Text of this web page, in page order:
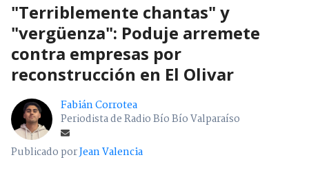
"Terriblemente chantas" y
"vergüenza": Poduje arremete
contra empresas por
reconstrucción en El Olivar
Fabián Corrotea
Periodista de Radio Bío Bío Valparaíso
Publicado porJean Valencia